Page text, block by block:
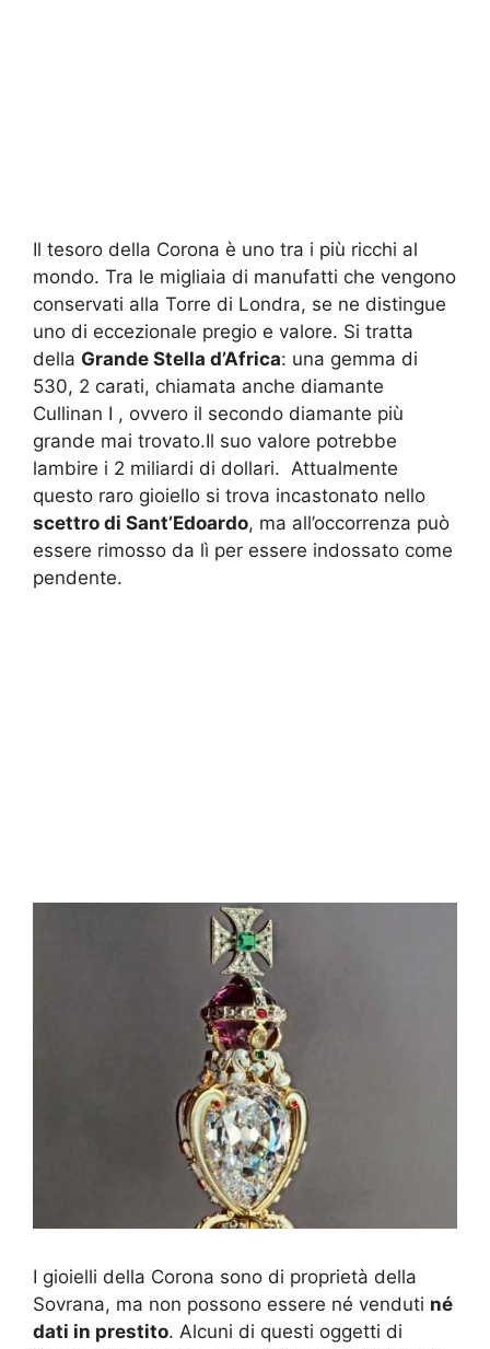
Il tesoro della Corona è uno tra i più ricchi al
mondo. Tra le migliaia di manufatti che vengono
conservati alla Torre di Londra, se ne distingue
uno di eccezionale pregio e valore. Si tratta
della Grande Stella d’Africa: una gemma di
530, 2 carati, chiamata anche diamante
Cullinan I , ovvero il secondo diamante più
grande mai trovato.Il suo valore potrebbe
lambire i 2 miliardi di dollari. Attualmente
questo raro gioiello si trova incastonato nello
scettro di Sant’Edoardo, ma all’occorrenza può
essere rimosso da lì per essere indossato come
pendente.
I gioielli della Corona sono di proprietà della
Sovrana, ma non possono essere né venduti né
dati in prestito. Alcuni di questi oggetti di